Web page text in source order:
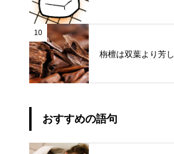
10
栴檀は双葉より芳し
おすすめの語句